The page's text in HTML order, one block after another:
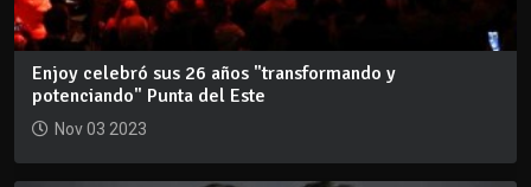
Enjoy celebró sus 26 años "transformando y
potenciando" Punta del Este
Nov 03 2023